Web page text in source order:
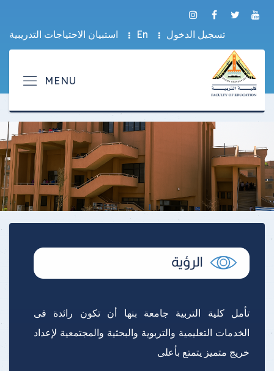
تسجيل الدخول En استبيان الاحتياجات التدريبية
تأمل كلية التربية جامعة بنها أن تكون رائدة فى
الخدمات التعليمية والتربوية والبحثية والمجتمعية لإعداد
خريج متميز يتمتع بأعلى